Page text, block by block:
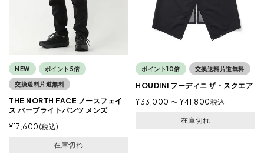
NEW ポイント5倍
交換送料片道無料
THE NORTH FACE ノースフェイ
ス バーブライトパンツ メンズ
¥17,600 税込
在庫切れ
ポイント10倍 交換送料片道無料
HOUDINI フーディニ ザ・スクエア
¥33,000 〜 ¥41,800税込
在庫切れ